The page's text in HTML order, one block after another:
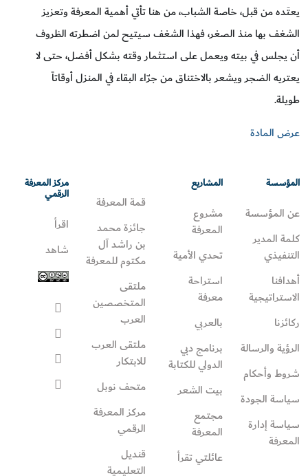
يعتَده من قبل، خاصة الشباب، من هنا تأتي أهمية المعرفة وتعزيز
الشغف بها منذ الصغر، فهذا الشغف سيتيح لمن اضطرته الظروف
أن يجلس في بيته ويعمل على استثمار وقته بشكل أفضل، حتى لا
يعتريه الضجر ويشعر بالاختناق من جرّاء البقاء في المنزل أوقاتاً
طويلة.
عرض المادة
المؤسسة
عن المؤسسة
كلمة المدير
التنفيذي
أهدافنا
الاستراتيجية
ركائزنا
الرؤية والرسالة
شروط وأحكام
سياسة الجودة
سياسة إدارة
المعرفة
المشاريع
مشروع
المعرفة
تحدي الأمية
استراحة
معرفة
بالعربي
برنامج دبي
الدولي للكتابة
بيت الشعر
مجتمع
المعرفة
عائلتي تقرأ‎
قمة المعرفة
جائزة محمد
بن راشد آل
مكتوم للمعرفة
ملتقى
المتخصصين
العرب
ملتقى العرب
للابتكار
متحف نوبل
مركز المعرفة
الرقمي
قنديل
التعليمية
مركز المعرفة
الرقمي
اقرأ
شاهد